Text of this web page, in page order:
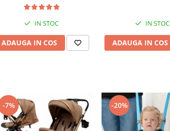
IN STOC
ADAUGA IN COS
IN STOC
ADAUGA IN COS
-7% -20%